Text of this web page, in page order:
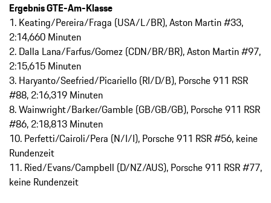
Ergebnis GTE-Am-Klasse
1. Keating/Pereira/Fraga (USA/L/BR), Aston Martin #33,
2:14,660 Minuten
2. Dalla Lana/Farfus/Gomez (CDN/BR/BR), Aston Martin #97,
2:15,615 Minuten
3. Haryanto/Seefried/Picariello (RI/D/B), Porsche 911 RSR
#88, 2:16,319 Minuten
8. Wainwright/Barker/Gamble (GB/GB/GB), Porsche 911 RSR
#86, 2:18,813 Minuten
10. Perfetti/Cairoli/Pera (N/I/I), Porsche 911 RSR #56, keine
Rundenzeit
11. Ried/Evans/Campbell (D/NZ/AUS), Porsche 911 RSR #77,
keine Rundenzeit